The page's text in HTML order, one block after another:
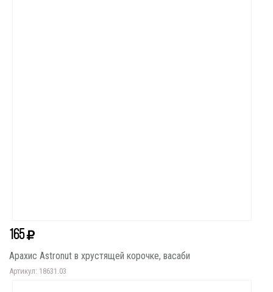
165
Арахис Astronut в хрустящей корочке, васаби
Артикул: 18631.03